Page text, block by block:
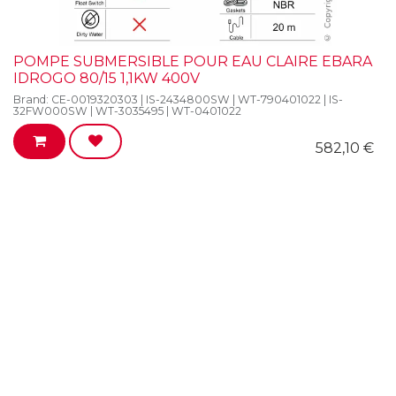
POMPE SUBMERSIBLE POUR EAU CLAIRE EBARA
IDROGO 80/15 1,1KW 400V
Brand: CE-0019320303 | IS-2434800SW | WT-790401022 | IS-
32FW000SW | WT-3035495 | WT-0401022
582,10 €